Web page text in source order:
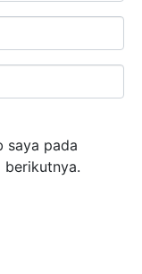
saya pada
berikutnya.